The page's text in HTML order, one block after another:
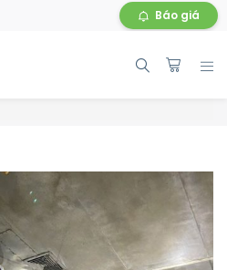
Báo giá